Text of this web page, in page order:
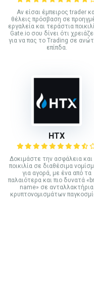
Αν είσαι έμπειρος trader
θέλεις πρόσβαση σε
εργαλεία και τεράστια
Gate.io σου δίνει ότι
για να πας το Trading σε
επίπδα.
HTX
Δοκιμάστε την ασφάλεια και
ποικιλία σε διαθέσιμα
για αγορά, με ένα από τα
παλαιότερα και πιο δυνατά
name» σε ανταλλακτήρια
κρυπτονομισμάτων